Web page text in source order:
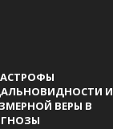
И
ВЕРЫ В